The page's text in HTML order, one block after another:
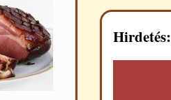
Hirdetés: